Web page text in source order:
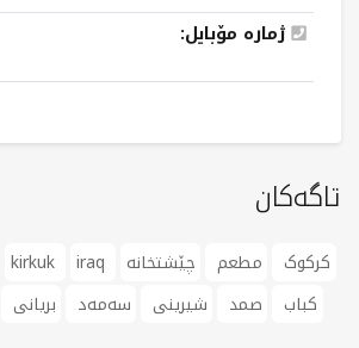
ژمارە مۆبایل:
تاگەکان
kirkuk iraq کرکوک مطعم
چێشتخانە
کباب
صمد شیرینی سەمەد بریانی